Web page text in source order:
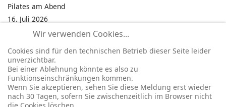
Pilates am Abend
16. Juli 2026
Jumping Fitness Intervall
16. Juli 2026
Jumping Fitness Erwachsene
16. Juli 2026
Kinderfest in Neukirchen
16. Juli 2026
Wir verwenden Cookies...
Cookies sind für den technischen Betrieb dieser Seite leider
unverzichtbar.
Bei einer Ablehnung könnte es also zu
Funktionseinschränkungen kommen.
Wenn Sie akzeptieren, sehen Sie diese Meldung erst wieder
nach 30 Tagen, sofern Sie zwischenzeitlich im Browser nicht